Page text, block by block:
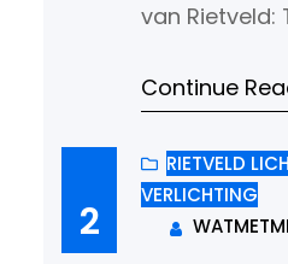
van Rietveld:
architect en
invloedrijke
Continue
2
RIETVELD
VERLICHTING